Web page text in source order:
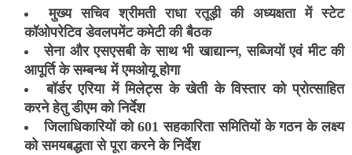
मुख्य सचिव श्रीमती राधा रतूड़ी की अध्यक्षता में स्टेट
कॉओपरेटिव डेवलपमेंट कमेटी की बैठक
सेना और एसएसबी के साथ भी खाद्यान्न, सब्जियों एवं मीट की
आपूर्ति के सम्बन्ध में एमओयू होगा
बॉर्डर एरिया में मिलेट्स के खेती के विस्तार को प्रोत्साहित
करने हेतु डीएम को निर्देश
जिलाधिकारियों को 601 सहकारिता समितियों के गठन के लक्ष्य
को समयबद्धता से पूरा करने के निर्देश